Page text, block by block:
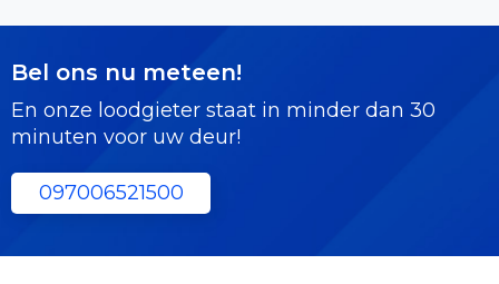
Bel ons nu meteen!
En onze loodgieter staat in minder dan 30
minuten voor uw deur!
097006521500